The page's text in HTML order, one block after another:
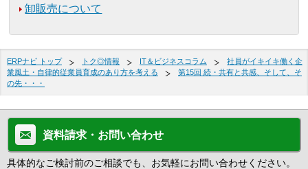
卸販売について
ERPナビ トップ トク◎情報 IT＆ビジネスコラム
社員がイキイキ働く企
業風土・自律的従業員育成のあり方を考える
第15回 続・共有と共感、そして、そ
の先・・・
資料請求・お問い合わせ
具体的なご検討前のご相談でも、お気軽にお問い合わせください。